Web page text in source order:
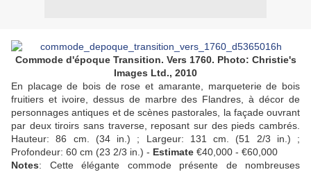
Commode d'époque Transition. Vers 1760. Photo: Christie's
Images Ltd., 2010
En placage de bois de rose et amarante, marqueterie de bois
fruitiers et ivoire, dessus de marbre des Flandres, à décor de
personnages antiques et de scènes pastorales, la façade ouvrant
par deux tiroirs sans traverse, reposant sur des pieds cambrés.
Hauteur: 86 cm. (34 in.) ; Largeur: 131 cm. (51 2/3 in.) ;
Profondeur: 60 cm (23 2/3 in.) - Estimate €40,000 - €60,000
Notes: Cette élégante commode présente de nombreuses